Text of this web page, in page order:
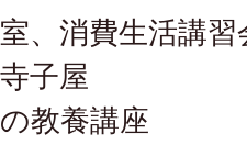
、消費生活講
子屋
教養講座